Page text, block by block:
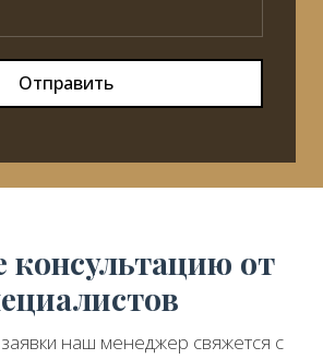
Отправить
консультацию от
наш менеджер свяжется с